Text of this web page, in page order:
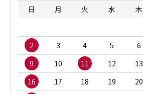
日
月 火 水 木
2
3 4 5 6
9
10 11 12 13
16
17 18 19 20